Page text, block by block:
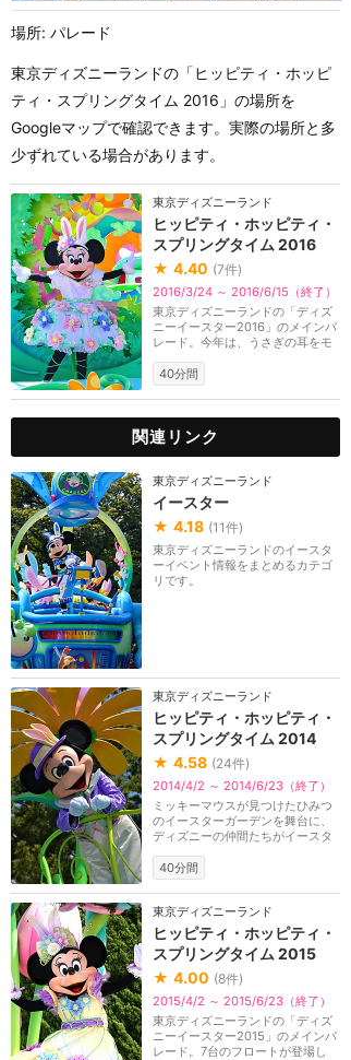
場所: パレード
東京ディズニーランドの「ヒッピティ・ホッピ
ティ・スプリングタイム 2016」の場所を
Googleマップで確認できます。実際の場所と多
少ずれている場合があります。
東京ディズニーランド
ヒッピティ・ホッピティ・
スプリングタイム 2016
★ 4.40 (7件)
2016/3/24 ～ 2016/6/15（終了）
東京ディズニーランドの「ディズ
ニーイースター2016」のメインパ
レード。今年は、うさぎの耳をモ
チーフにした“うさ...
40分間
関連リンク
東京ディズニーランド
イースター
★ 4.18 (11件)
東京ディズニーランドのイースタ
ーイベント情報をまとめるカテゴ
リです。
東京ディズニーランド
ヒッピティ・ホッピティ・
スプリングタイム 2014
★ 4.58 (24件)
2014/4/2 ～ 2014/6/23（終了）
ミッキーマウスが見つけたひみつ
のイースターガーデンを舞台に、
ディズニーの仲間たちがイースタ
40分間
東京ディズニーランド
ヒッピティ・ホッピティ・
スプリングタイム 2015
★ 4.00 (8件)
2015/4/2 ～ 2015/6/23（終了）
東京ディズニーランドの「ディズ
ニーイースター2015」のメインパ
レード。7台のフロートが登場し